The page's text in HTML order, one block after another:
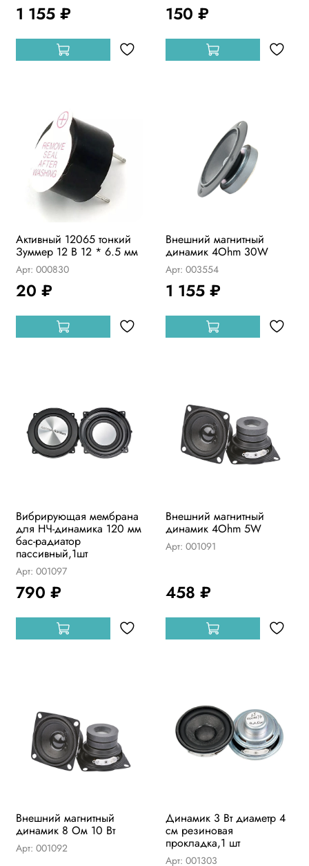
1 155 ₽ 150 ₽
Активный 12065 тонкий
Зуммер 12 В 12 * 6.5 мм
Арт: 000830
20 ₽
Внешний магнитный
динамик 4Ohm 30W
Арт: 003554
1 155 ₽
Вибрирующая мембрана
для НЧ-динамика 120 мм
бас-радиатор
пассивный,1шт
Арт: 001097
790 ₽
Внешний магнитный
динамик 4Ohm 5W
Арт: 001091
458 ₽
Внешний магнитный
динамик 8 Ом 10 Вт
Арт: 001092
Динамик 3 Вт диаметр 4
см резиновая
прокладка,1 шт
Арт: 001303